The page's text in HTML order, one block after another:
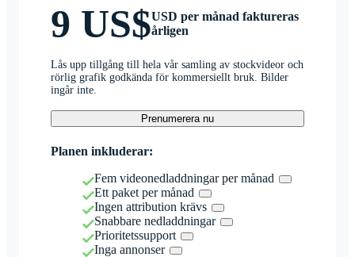
9 US$USD per månad faktureras
årligen
Lås upp tillgång till hela vår samling av stockvideor och
rörlig grafik godkända för kommersiellt bruk. Bilder
ingår inte.
Prenumerera nu
Planen inkluderar:
Fem videonedladdningar per månad
Ett paket per månad
Ingen attribution krävs
Snabbare nedladdningar
Prioritetssupport
Inga annonser